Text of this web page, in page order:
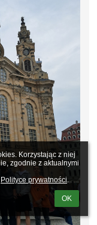
Korzystając z niej
zgodnie z aktualnymi
Polityce prywatności.
OK